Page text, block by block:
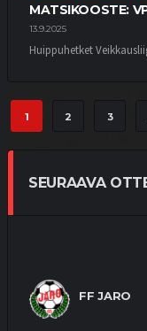
MATSIKOOSTE:
13.9.2025
Huippuhetket
1 2 3
SEURAAVA
FF JARO